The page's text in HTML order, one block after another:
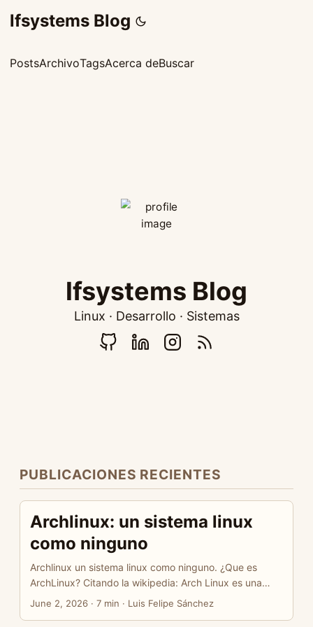
lfsystems Blog
PostsArchivoTagsAcerca deBuscar
lfsystems Blog
Linux · Desarrollo · Sistemas
PUBLICACIONES RECIENTES
Archlinux: un sistema linux
como ninguno
Archlinux un sistema linux como ninguno. ¿Que es
ArchLinux? Citando la wikipedia: Arch Linux es una
distribución Linux para computadoras x86-64
June 2, 2026 · 7 min · Luis Felipe Sánchez